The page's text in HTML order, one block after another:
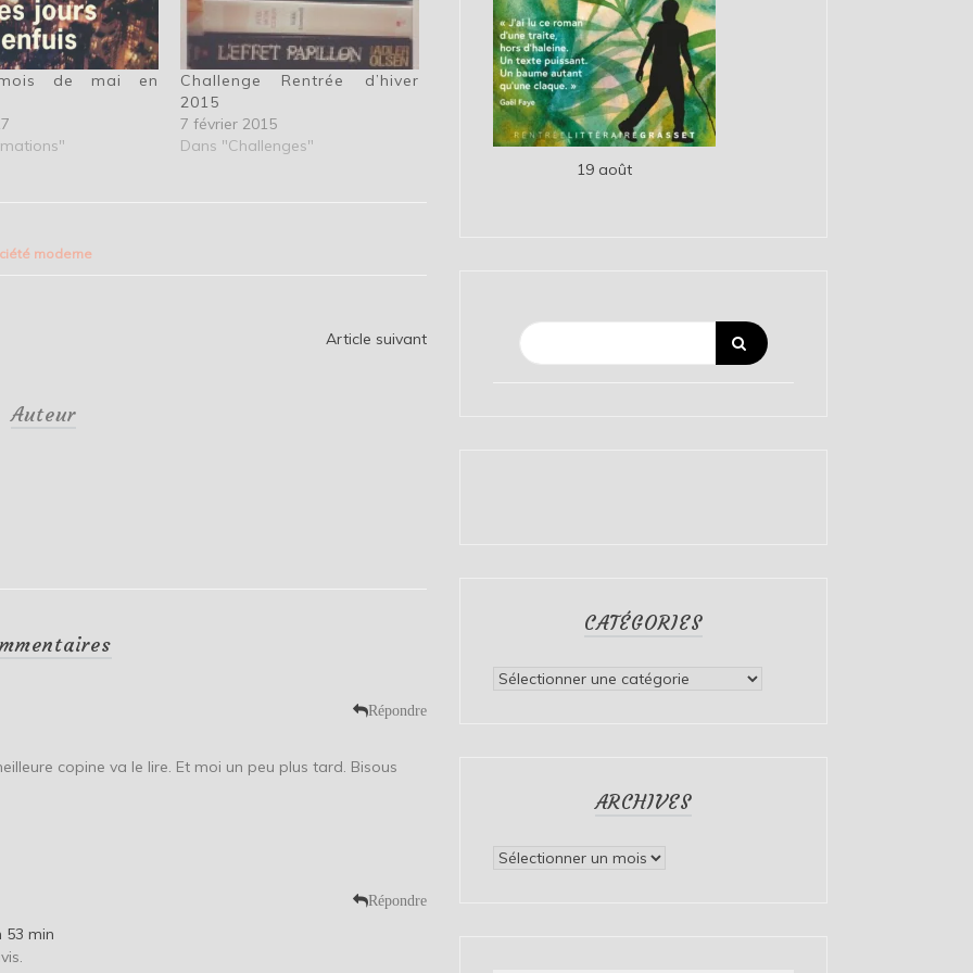
de mai en
Challenge Rentrée d’hiver
2015
7 février 2015
Dans "Challenges"
moderne
Article suivant
Auteur
Répondre
copine va le lire. Et moi un peu plus tard. Bisous
Répondre
53 min
19 août
CATÉGORIES
Catégories
ARCHIVES
Archives